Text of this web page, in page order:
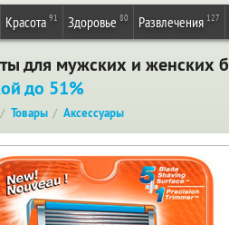
Красота 91 Здоровье 80 Развлечения 127
для мужских и женских
до 51%
Товары Аксессуары